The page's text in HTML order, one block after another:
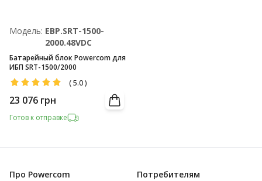
Модель: EBP.SRT-1500-
2000.48VDC
Батарейный блок Powercom для
ИБП SRT-1500/2000
(5.0)
23 076 грн
Готов к отправке
Про Powercom Потребителям